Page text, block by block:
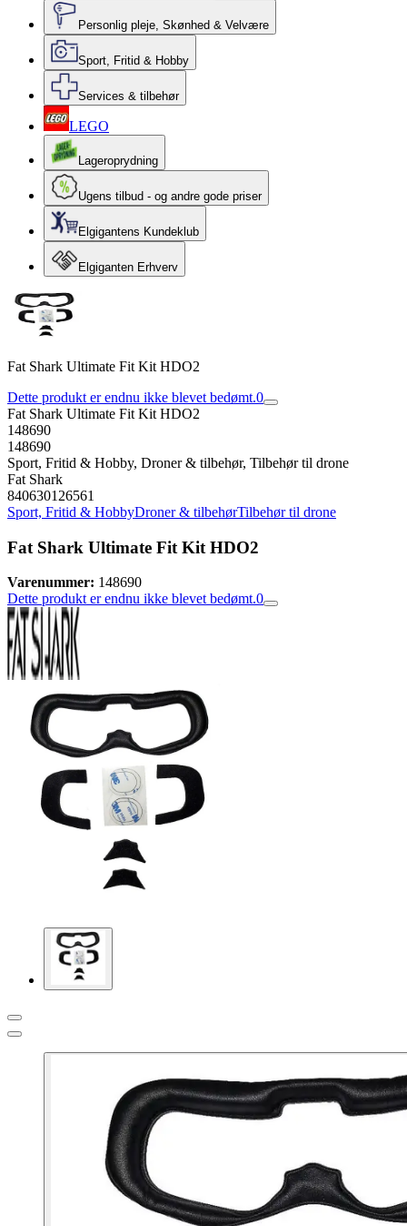
Personlig pleje, Skønhed & Velvære
Sport, Fritid & Hobby
Services & tilbehør
LEGO
Lageroprydning
Ugens tilbud - og andre gode priser
Elgigantens Kundeklub
Elgiganten Erhverv
Fat Shark Ultimate Fit Kit HDO2
Dette produkt er endnu ikke blevet bedømt.0
Fat Shark Ultimate Fit Kit HDO2
148690
148690
Sport, Fritid & Hobby, Droner & tilbehør, Tilbehør til drone
Fat Shark
840630126561
Sport, Fritid & HobbyDroner & tilbehørTilbehør til drone
Fat Shark Ultimate Fit Kit HDO2
Varenummer: 148690
Dette produkt er endnu ikke blevet bedømt.0